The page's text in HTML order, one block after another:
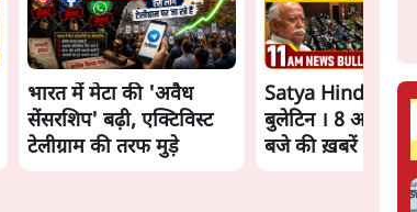
भारत में मेटा की 'अवैध
सेंसरशिप' बढ़ी, एक्टिविस्ट
टेलीग्राम की तरफ मुड़े
Satya Hindi
बुलेटिन । 8 अगस्त,
बजे की ख़बरें